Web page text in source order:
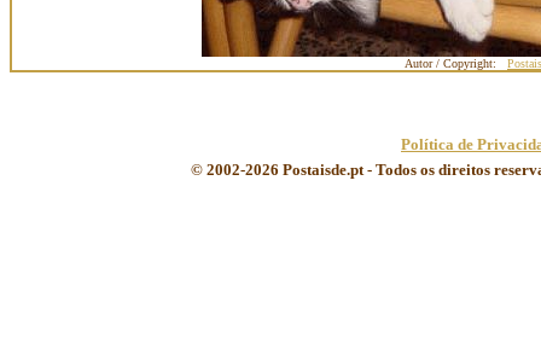
Autor / Copyright:
Política de
© 2002-2026 Postaisde.pt - Todos os direitos